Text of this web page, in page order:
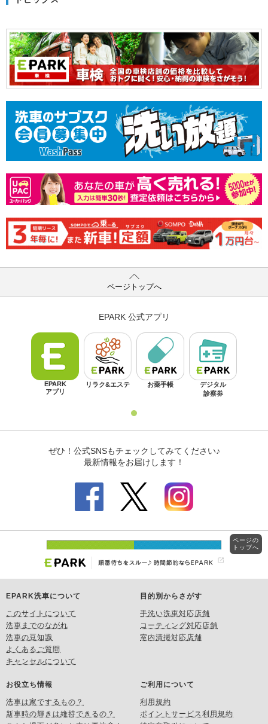
ページトップへ
EPARK洗車について
このサイトについて
洗車までのながれ
洗車の豆知識
よくあるご質問
キャンセルについて
目的別からさがす
手洗い洗車対応店舗
コーティング対応店舗
室内清掃対応店舗
お役立ち情報
洗車は家でするもの？
新車時の輝きは維持できるの？
ご利用について
利用規約
ポイントサービス利用規約
ページの
トップへ